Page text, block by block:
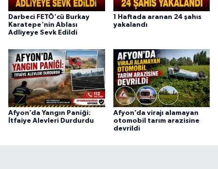
Darbeci FETÖ'cü Burkay
Karatepe'nin Ablası
Adliyeye Sevk Edildi
1 Haftada aranan 24 şahıs
yakalandı
Afyon’da Yangın Paniği:
İtfaiye Alevleri Durdurdu
Afyon’da virajı alamayan
otomobil tarım arazisine
devrildi